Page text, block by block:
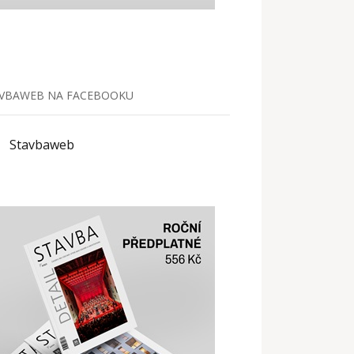
NA FACEBOOKU
Stavbaweb